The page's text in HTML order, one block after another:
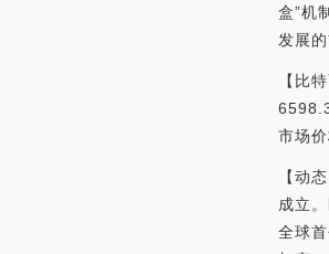
盒”机
发展的
【比
市场
【动
成立
全球